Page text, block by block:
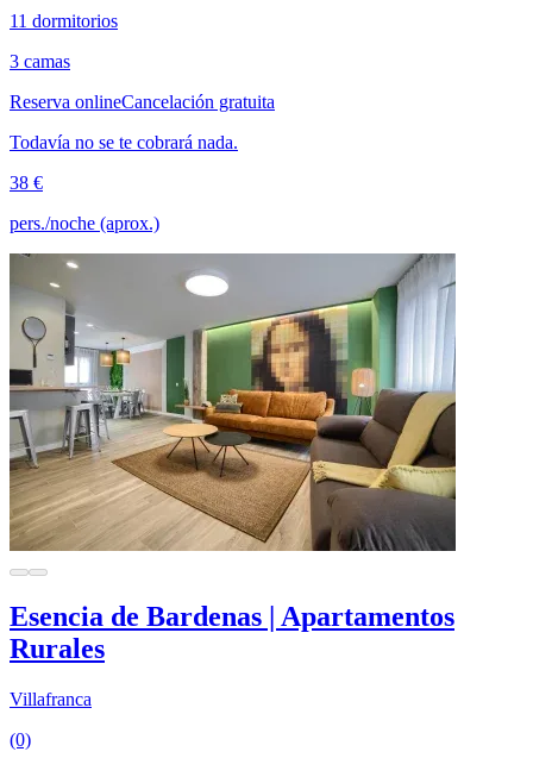
11 dormitorios
3 camas
Reserva onlineCancelación gratuita
Todavía no se te cobrará nada.
38 €
pers./noche (aprox.)
Esencia de Bardenas | Apartamentos
Rurales
Villafranca
(0)